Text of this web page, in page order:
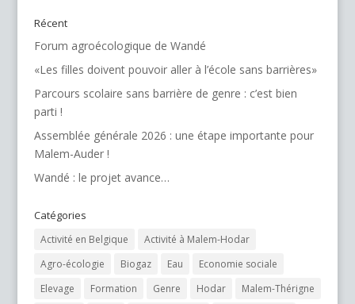
Récent
Forum agroécologique de Wandé
«Les filles doivent pouvoir aller à l’école sans barrières»
Parcours scolaire sans barrière de genre : c’est bien
parti !
Assemblée générale 2026 : une étape importante pour
Malem-Auder !
Wandé : le projet avance…
Catégories
Activité en Belgique
Activité à Malem-Hodar
Agro-écologie
Biogaz Eau
Economie sociale
Elevage
Formation Genre Hodar
Malem-Thérigne